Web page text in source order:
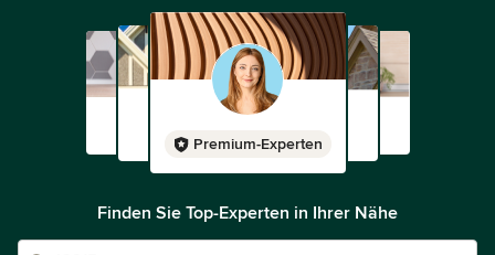
Premium-Experten
Finden Sie Top-Experten in Ihrer Nähe